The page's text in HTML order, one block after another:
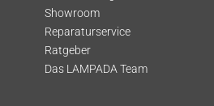
Showroom
Reparaturservice
Ratgeber
Das LAMPADA Team